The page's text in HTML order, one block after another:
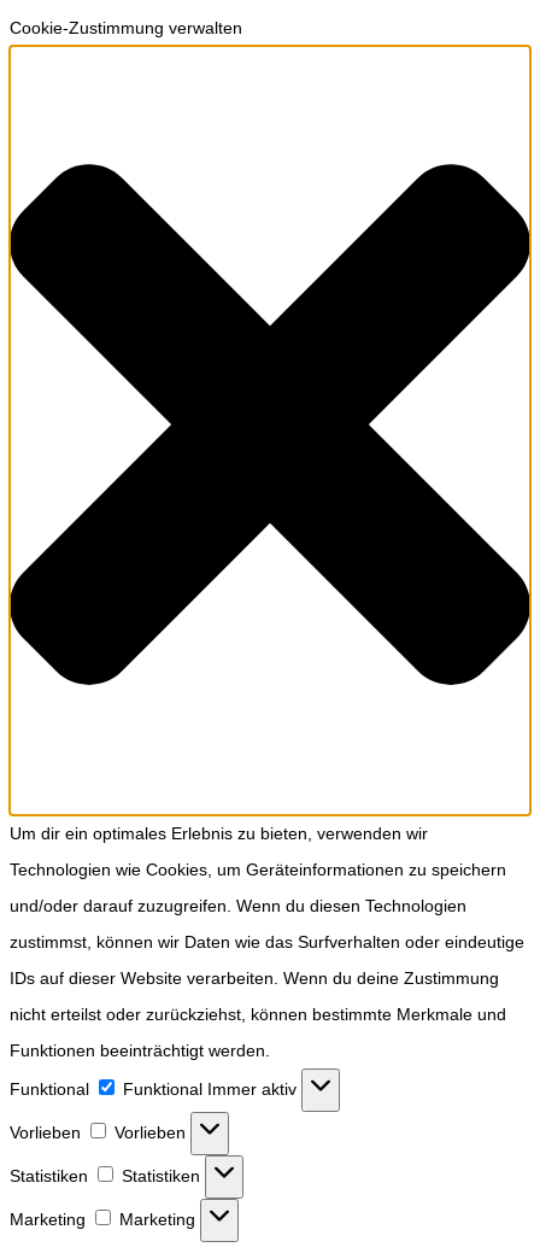
Cookie-Zustimmung verwalten
Um dir ein optimales Erlebnis zu bieten, verwenden wir
Technologien wie Cookies, um Geräteinformationen zu speichern
und/oder darauf zuzugreifen. Wenn du diesen Technologien
zustimmst, können wir Daten wie das Surfverhalten oder eindeutige
IDs auf dieser Website verarbeiten. Wenn du deine Zustimmung
nicht erteilst oder zurückziehst, können bestimmte Merkmale und
Funktionen beeinträchtigt werden.
Funktional
Funktional Immer aktiv
Vorlieben Vorlieben
Statistiken Statistiken
Marketing Marketing